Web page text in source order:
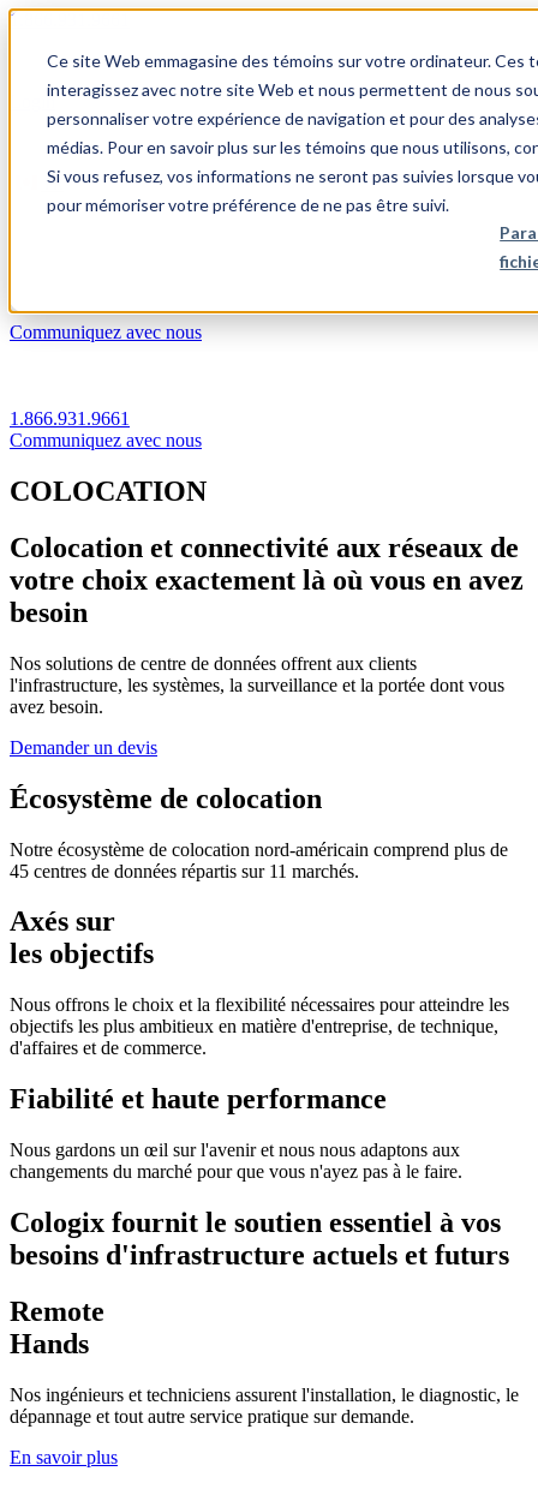
Ce site Web emmagasine des témoins sur votre ordinateur.
interagissez avec notre site Web et nous permettent de nous
personnaliser votre expérience de navigation et pour des
médias. Pour en savoir plus sur les témoins que nous utilisons,
Si vous refusez, vos informations ne seront pas suivies lorsque
pour mémoriser votre préférence de ne pas être suivi.
1.866.931.9661
Login
FR
Communiquez avec nous
1.866.931.9661
Communiquez avec nous
COLOCATION
Colocation et connectivité aux réseaux de
votre choix exactement là où vous en avez
besoin
Nos solutions de centre de données offrent aux clients
l'infrastructure, les systèmes, la surveillance et la portée dont vous
avez besoin.
Demander un devis
Écosystème de colocation
Notre écosystème de colocation nord-américain comprend plus de
45 centres de données répartis sur 11 marchés.
Axés sur
les objectifs
Nous offrons le choix et la flexibilité nécessaires pour atteindre les
objectifs les plus ambitieux en matière d'entreprise, de technique,
d'affaires et de commerce.
Fiabilité et haute performance
Nous gardons un œil sur l'avenir et nous nous adaptons aux
changements du marché pour que vous n'ayez pas à le faire.
Cologix fournit le soutien essentiel à vos
besoins d'infrastructure actuels et futurs
Remote
Hands
Nos ingénieurs et techniciens assurent l'installation, le diagnostic, le
dépannage et tout autre service pratique sur demande.
En savoir plus